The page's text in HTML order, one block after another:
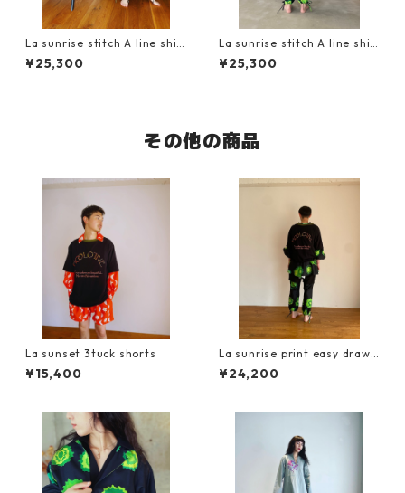
La sunrise stitch A line shir
t¥25,300
La sunrise stitch A line shir
t¥25,300
その他の商品
La sunset 3tuck shorts
¥15,400
La sunrise print easy drawc
ord pants
¥24,200